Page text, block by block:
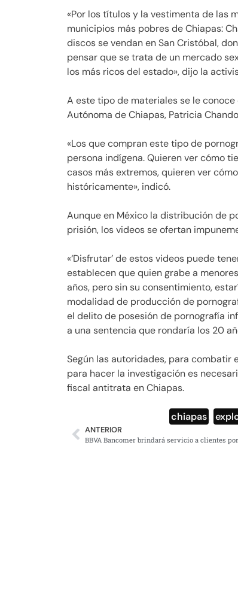
«Por los títulos y la vestimenta de las
municipios más pobres de Chiapas:
discos se vendan en San Cristóbal,
pensar que se trata de un mercado
los más ricos del estado», dijo la
A este tipo de materiales se le
Autónoma de Chiapas, Patricia
«Los que compran este tipo de
persona indígena. Quieren ver cómo
casos más extremos, quieren ver
históricamente», indicó.
Aunque en México la distribución de
prisión, los videos se ofertan
«‘Disfrutar’ de estos videos puede
establecen que quien grabe a
años, pero sin su consentimiento,
modalidad de producción de
el delito de posesión de pornografía
a una sentencia que rondaría los 20
Según las autoridades, para combatir
para hacer la investigación es
fiscal antitrata en Chiapas.
chiapas
ANTERIOR
BBVA Bancomer brindará servicio a clientes